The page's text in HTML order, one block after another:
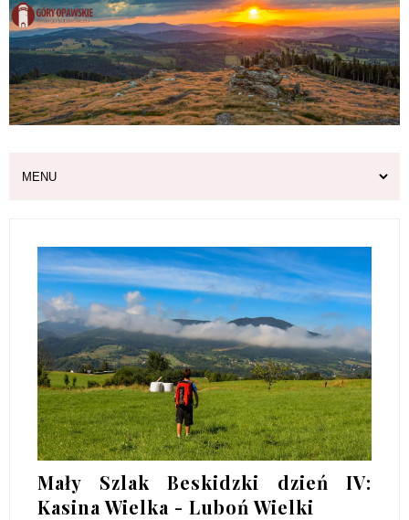
Mały Szlak Beskidzki dzień IV:
Kasina Wielka - Luboń Wielki